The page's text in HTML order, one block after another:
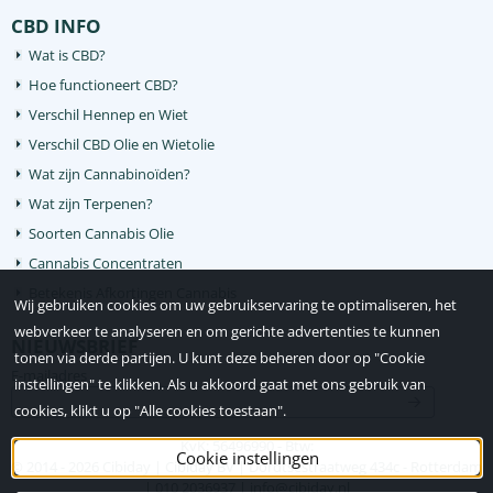
CBD INFO
Wat is CBD?
Hoe functioneert CBD?
Verschil Hennep en Wiet
Verschil CBD Olie en Wietolie
Wat zijn Cannabinoïden?
Wat zijn Terpenen?
Soorten Cannabis Olie
Cannabis Concentraten
E-mailadres
KvK: 56496990 - Btw:
© 2014 -
Cibiday | Cibiday BV | Dordtsestraatweg 434c - Rotterdam
| 010 2036937 | info@cibiday.nl
Wij gebruiken cookies om uw gebruikservaring te optimaliseren, het
webverkeer te analyseren en om gerichte advertenties te kunnen
tonen via derde partijen. U kunt deze beheren door op "Cookie
instellingen" te klikken. Als u akkoord gaat met ons gebruik van
cookies, klikt u op "Alle cookies toestaan".
Cookie instellingen